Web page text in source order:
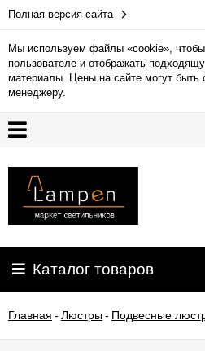
Полная версия сайта
Мы используем файлы «cookie»,
пользователе и отображать
материалы. Цены на сайте могут быть
менеджеру.
Гарантия
Доставка
и
Контакты
освещения
О
Каталог товаров
Главная - Люстры- Подвесные